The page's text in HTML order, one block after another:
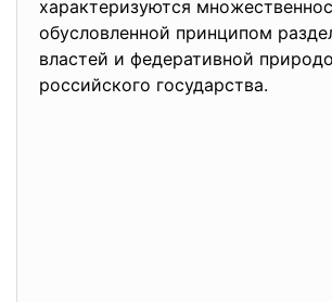
характеризуются
обусловленной принципом
властей и федеративной
российского государства.